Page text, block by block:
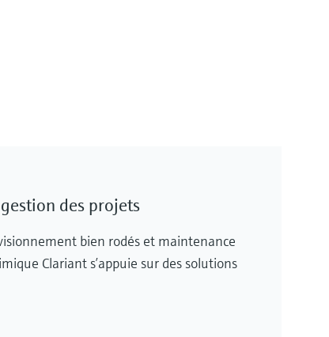
des projets
bien rodés et maintenance
Clariant s’appuie sur des solutions